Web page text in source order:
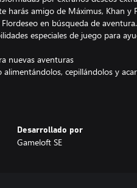
harás amigo de Máximus, Khan y
en búsqueda de
especiales de juego para
nuevas aventuras
alimentándolos, cepillándolos y
accesorios según tu estilo!
de nuevas experiencias
Desarrollado por
Gameloft SE